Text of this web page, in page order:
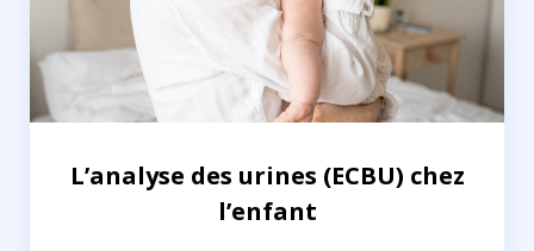
L’analyse des urines (ECBU) chez
l’enfant